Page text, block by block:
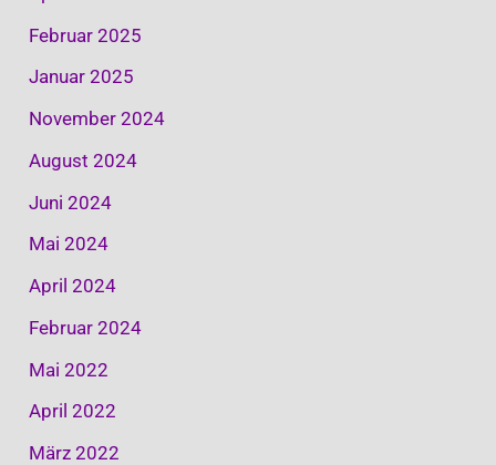
Februar 2025
Januar 2025
November 2024
August 2024
Juni 2024
Mai 2024
April 2024
Februar 2024
Mai 2022
April 2022
März 2022